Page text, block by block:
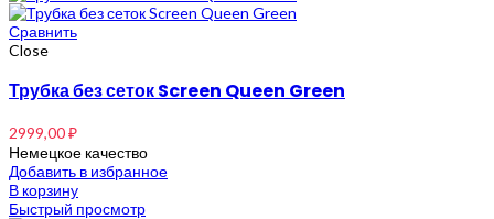
Сравнить
Close
Трубка без сеток Screen Queen Green
2999,00₽
Немецкое качество
Добавить в избранное
В корзину
Быстрый просмотр